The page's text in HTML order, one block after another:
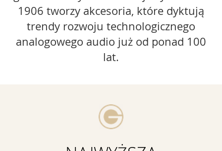
1906 tworzy akcesoria, które dyktują
trendy rozwoju technologicznego
analogowego audio już od ponad 100
lat.